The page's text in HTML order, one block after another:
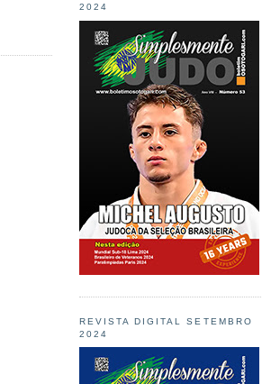
2024
REVISTA DIGITAL SETEMBRO
2024